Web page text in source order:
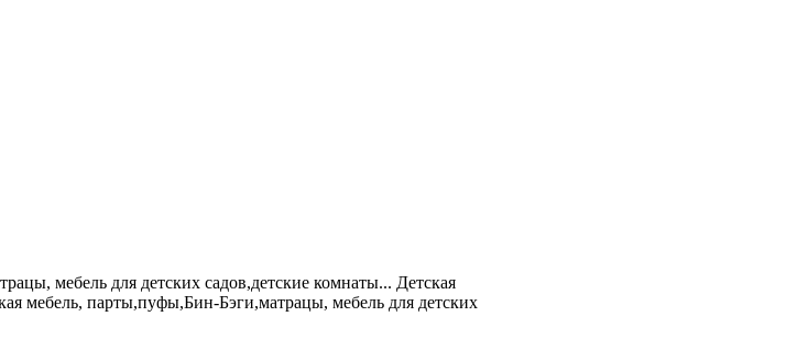
мебель для детских садов,детские комнаты... Детская
мебель, парты,пуфы,Бин-Бэги,матрацы, мебель для детских